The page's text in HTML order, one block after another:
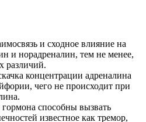
и сходное влияние на
и норадреналин, тем не менее,
различий.
концентрации адреналина
чего не происходит при
способны вызвать
известное как тремор,